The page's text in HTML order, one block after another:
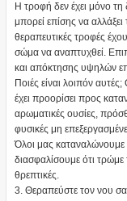
Η τροφή δεν έχει μόνο
μπορεί επίσης να
θεραπευτικές τροφές
σώμα να αναπτυχθεί.
και απόκτησης υψηλών
Ποιές είναι λοιπόν
έχει προορίσει προς
αρωματικές ουσίες,
φυσικές μη
Όλοι μας καταναλώνουμε
διασφαλίσουμε ότι τρώμε
θρεπτικές.
3. Θεραπεύστε τον νου